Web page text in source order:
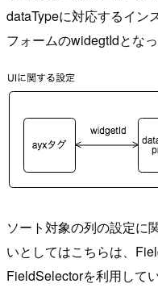
dataTypeに対応するイン
フォームのwidegtIdとなっ
ソート対象の列の設定に
いとしてはこちらは、
FieldSelectorを利用して